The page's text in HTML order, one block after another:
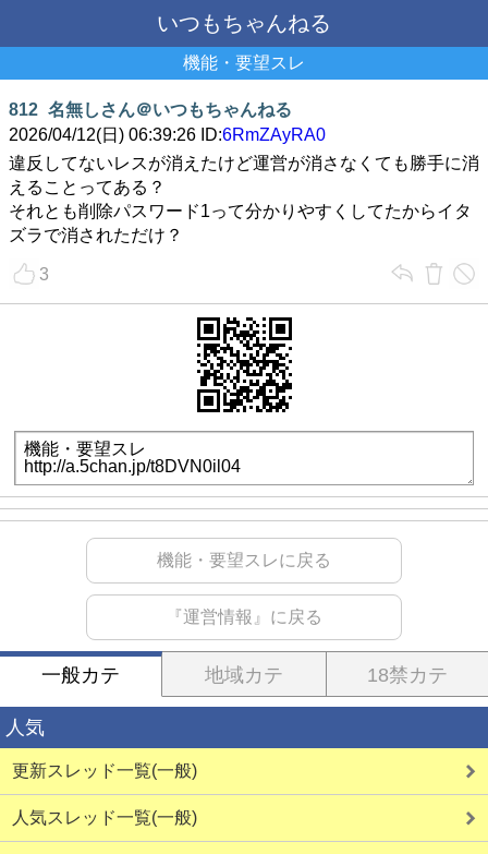
いつもちゃんねる
機能・要望スレ
812 名無しさん＠いつもちゃんねる
2026/04/12(日) 06:39:26 ID:6RmZAyRA0
違反してないレスが消えたけど運営が消さなくても勝手に消
えることってある？
それとも削除パスワード1って分かりやすくしてたからイタ
ズラで消されただけ？
3
機能・要望スレに戻る
『運営情報』に戻る
一般カテ 地域カテ 18禁カテ
人気
更新スレッド一覧(一般)
人気スレッド一覧(一般)